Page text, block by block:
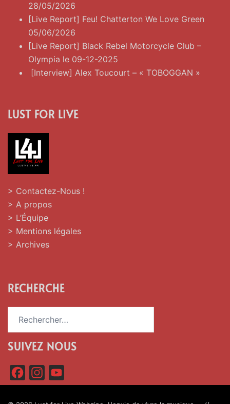
28/05/2026
[Live Report] Feu! Chatterton We Love Green
05/06/2026
[Live Report] Black Rebel Motorcycle Club –
Olympia le 09-12-2025
[Interview] Alex Toucourt – « TOBOGGAN »
LUST FOR LIVE
> Contactez-Nous !
> A propos
> L’Équipe
> Mentions légales
> Archives
RECHERCHE
SUIVEZ NOUS
a
n
o